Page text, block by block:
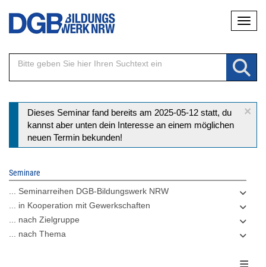
Direkt
Inhalt
×
Statusmeldung
Dieses Seminar fand bereits am 2025-05-12 statt, du
kannst aber unten dein Interesse an einem möglichen
neuen Termin bekunden!
Seminare
... Seminarreihen DGB-Bildungswerk NRW
... in Kooperation mit Gewerkschaften
... nach Zielgruppe
... nach Thema